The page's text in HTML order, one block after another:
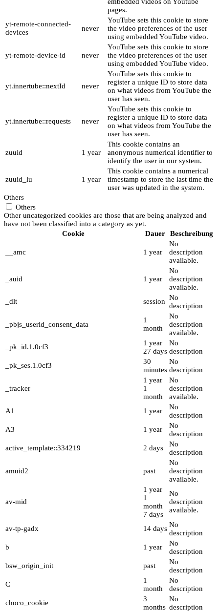
embedded videos on Youtube
pages.
yt-remote-connected-
devices
never
YouTube sets this cookie to store
the video preferences of the user
using embedded YouTube video.
yt-remote-device-id never
YouTube sets this cookie to store
the video preferences of the user
using embedded YouTube video.
yt.innertube::nextId never
YouTube sets this cookie to
register a unique ID to store data
on what videos from YouTube the
user has seen.
yt.innertube::requests never
YouTube sets this cookie to
register a unique ID to store data
on what videos from YouTube the
user has seen.
zuuid 1 year
This cookie contains an
anonymous numerical identifier to
identify the user in our system.
zuuid_lu 1 year
This cookie contains a numerical
timestamp to store the last time the
user was updated in the system.
Others
Others
Other uncategorized cookies are those that are being analyzed and
have not been classified into a category as yet.
Cookie
Dauer Beschreibung
__amc 1 year
No
description
available.
_auid 1 year
No
description
available.
_dlt
session No
description
_pbjs_userid_consent_data
1
month
No
description
available.
_pk_id.1.0cf3
1 year
27 days
No
description
_pk_ses.1.0cf3
30
minutes
No
description
_tracker
1 year
1
month
No
description
available.
A1
1 year
No
description
A3
1 year
No
description
active_template::334219
2 days
No
description
amuid2 past
No
description
available.
av-mid
1 year
1
month
7 days
No
description
available.
av-tp-gadx 14 days No
description
b
1 year
No
description
bsw_origin_init
past
No
description
C
1
month
No
description
choco_cookie
3
months
No
description